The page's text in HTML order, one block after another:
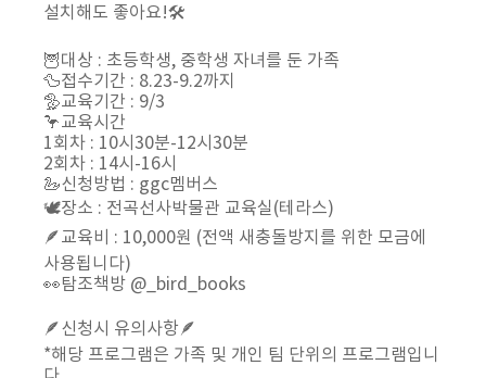
설치해도 좋아요!🛠
🦉대상 : 초등학생, 중학생 자녀를 둔 가족
🦆접수기간 : 8.23-9.2까지
🦤교육기간 : 9/3
🦩교육시간
1회차 : 10시30분-12시30분
2회차 : 14시-16시
🦢신청방법 : ggc멤버스
🕊장소 : 전곡선사박물관 교육실(테라스)
🪶교육비 : 10,000원 (전액 새충돌방지를 위한 모금에
사용됩니다)
👀탐조책방 @_bird_books
🪶신청시 유의사항🪶
*해당 프로그램은 가족 및 개인 팀 단위의 프로그램입니